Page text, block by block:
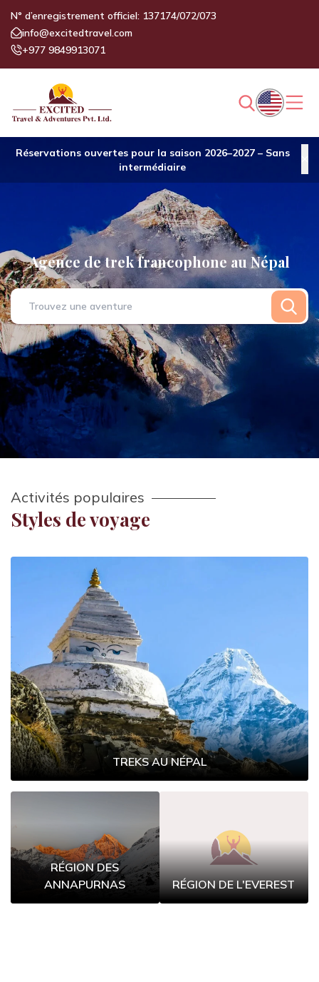
N° d’enregistrement officiel: 137174/072/073
info@excitedtravel.com
+977 9849913071
Réservations ouvertes pour la saison 2026–2027 – Sans
intermédiaire
Agence de trek francophone au Népal
Trouvez une aventure
Activités populaires
Styles de voyage
TREKS AU NÉPAL
RÉGION DES
ANNAPURNAS
RÉGION DE L'EVEREST